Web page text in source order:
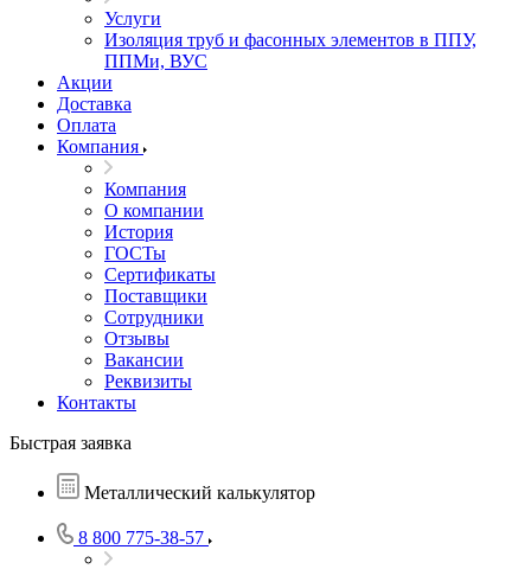
Услуги
Изоляция труб и фасонных элементов в ППУ,
ППМи, ВУС
Акции
Доставка
Оплата
Компания
Компания
О компании
История
ГОСТы
Сертификаты
Поставщики
Сотрудники
Отзывы
Вакансии
Реквизиты
Контакты
Быстрая заявка
Металлический калькулятор
8 800 775-38-57